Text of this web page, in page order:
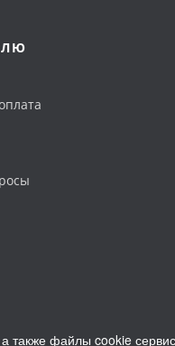
также файлы cookie